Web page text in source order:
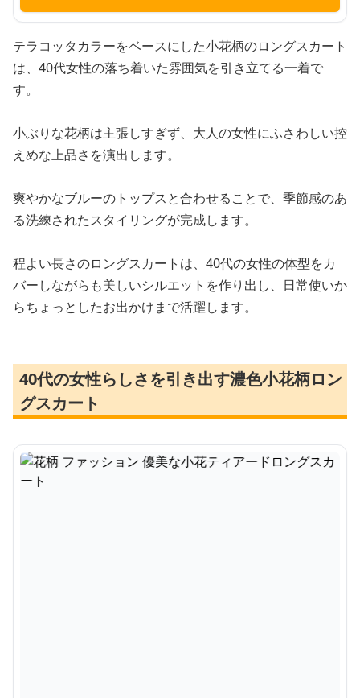
テラコッタカラーをベースにした小花柄のロングスカート
は、40代女性の落ち着いた雰囲気を引き立てる一着で
す。
小ぶりな花柄は主張しすぎず、大人の女性にふさわしい控
えめな上品さを演出します。
爽やかなブルーのトップスと合わせることで、季節感のあ
る洗練されたスタイリングが完成します。
程よい長さのロングスカートは、40代の女性の体型をカ
バーしながらも美しいシルエットを作り出し、日常使いか
らちょっとしたお出かけまで活躍します。
40代の女性らしさを引き出す濃色小花柄ロン
グスカート